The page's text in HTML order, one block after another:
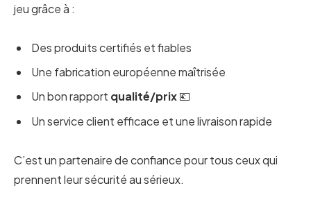
jeu grâce à :
Des produits certifiés et fiables
Une fabrication européenne maîtrisée
Un bon rapport qualité/prix💶
Un service client efficace et une livraison rapide
C’est un partenaire de confiance pour tous ceux qui
prennent leur sécurité au sérieux.